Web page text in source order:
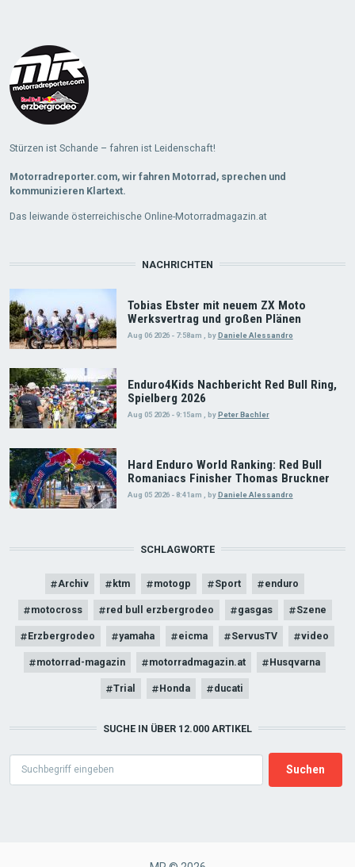
Stürzen ist Schande – fahren ist Leidenschaft!
Motorradreporter.com, wir fahren Motorrad, sprechen und
kommunizieren Klartext.
Das leiwande österreichische Online-Motorradmagazin.at
NACHRICHTEN
Tobias Ebster mit neuem ZX Moto
Werksvertrag und großen Plänen
Aug 06 2026 - 7:58am byDaniele Alessandro
Enduro4Kids Nachbericht Red Bull Ring,
Spielberg 2026
Aug 05 2026 - 9:15am , by Peter Bachler
Hard Enduro World Ranking: Red Bull
Romaniacs Finisher Thomas Bruckner
Aug 05 2026 - 8:41am byDaniele Alessandro
SCHLAGWORTE
Archiv ktm motogp Sport enduro
motocross red bull erzbergrodeo gasgas Szene
Erzbergrodeo yamaha eicma ServusTV video
motorrad-magazin motorradmagazin.at Husqvarna
Trial Honda ducati
SUCHE IN ÜBER 12.000 ARTIKEL